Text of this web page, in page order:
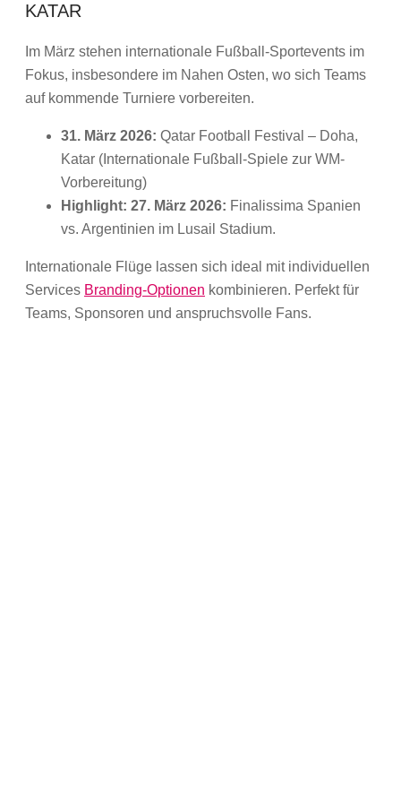
ATAR
Im März stehen internationale Fußball-Sportevents im
Fokus, insbesondere im Nahen Osten, wo sich Teams
auf kommende Turniere vorbereiten.
31. März 2026: Qatar Football Festival – Doha,
Katar (Internationale Fußball-Spiele zur WM-
Vorbereitung)
Highlight: 27. März 2026: Finalissima Spanien
vs. Argentinien im Lusail Stadium.
Internationale Flüge lassen sich ideal mit individuellen
Services Branding-Optionen kombinieren. Perfekt für
Teams, Sponsoren und anspruchsvolle Fans.